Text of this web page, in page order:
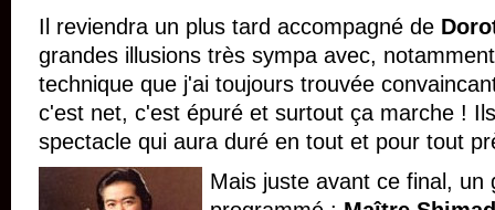
Il reviendra un plus tard accompagné de
grandes illusions très sympa avec,
technique que j'ai toujours trouvée
c'est net, c'est épuré et surtout ça marche !
spectacle qui aura duré en tout et pour tout
Mais juste avant ce final, un